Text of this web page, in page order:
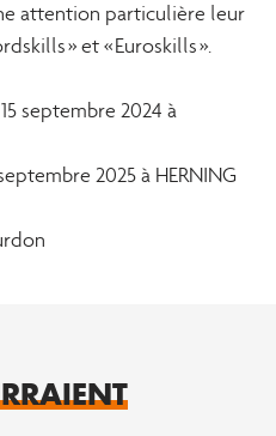
attention particulière leur
» et « Euroskills ».
septembre 2024 à
2025 à HERNING